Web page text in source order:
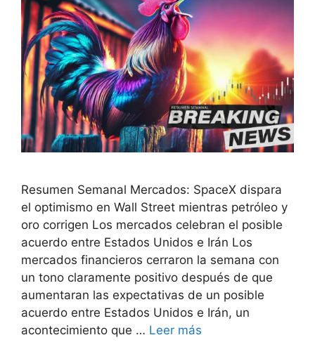
Resumen Semanal Mercados: SpaceX dispara
el optimismo en Wall Street mientras petróleo y
oro corrigen Los mercados celebran el posible
acuerdo entre Estados Unidos e Irán Los
mercados financieros cerraron la semana con
un tono claramente positivo después de que
aumentaran las expectativas de un posible
acuerdo entre Estados Unidos e Irán, un
acontecimiento que … Leer más